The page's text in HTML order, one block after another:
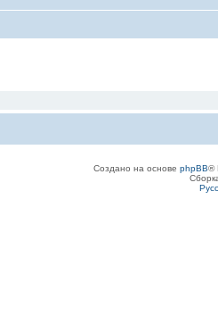
Создано на основе phpBB®